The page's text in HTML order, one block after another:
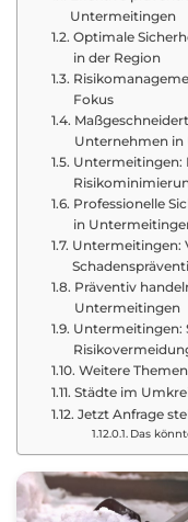
Untermeitingen
Optimale
in der Region
Fokus
Unternehmen
Untermeitingen:
Professionelle
in
Untermeitingen:
Präventiv
Untermeitingen
Untermeitingen:
Weitere
Städte im
Jetzt Anfrage
Das